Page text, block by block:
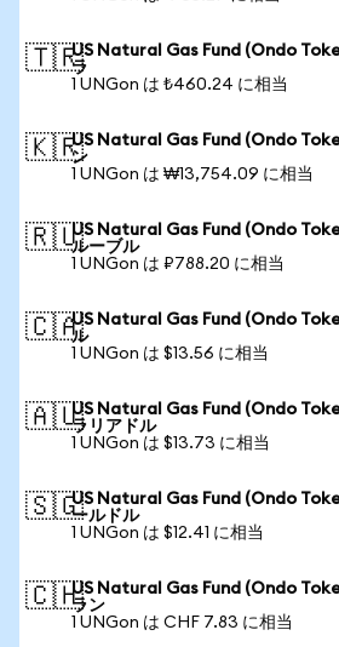
🇹🇷US Natural Gas Fund (Ondo
ラ
1 UNGon は ₺460.24 に相当
🇰🇷US Natural Gas Fund (Ondo
ン
1 UNGon は ₩13,754.09 に相当
🇷🇺US Natural Gas Fund (Ondo
ルーブル
1 UNGon は ₽788.20 に相当
🇨🇦US Natural Gas Fund (Ondo
ル
1 UNGon は $13.56 に相当
🇦🇺US Natural Gas Fund (Ondo
ラリアドル
1 UNGon は $13.73 に相当
🇸🇬US Natural Gas Fund (Ondo
ールドル
1 UNGon は $12.41 に相当
🇨🇭US Natural Gas Fund (Ondo
ラン
1 UNGon は CHF 7.83 に相当